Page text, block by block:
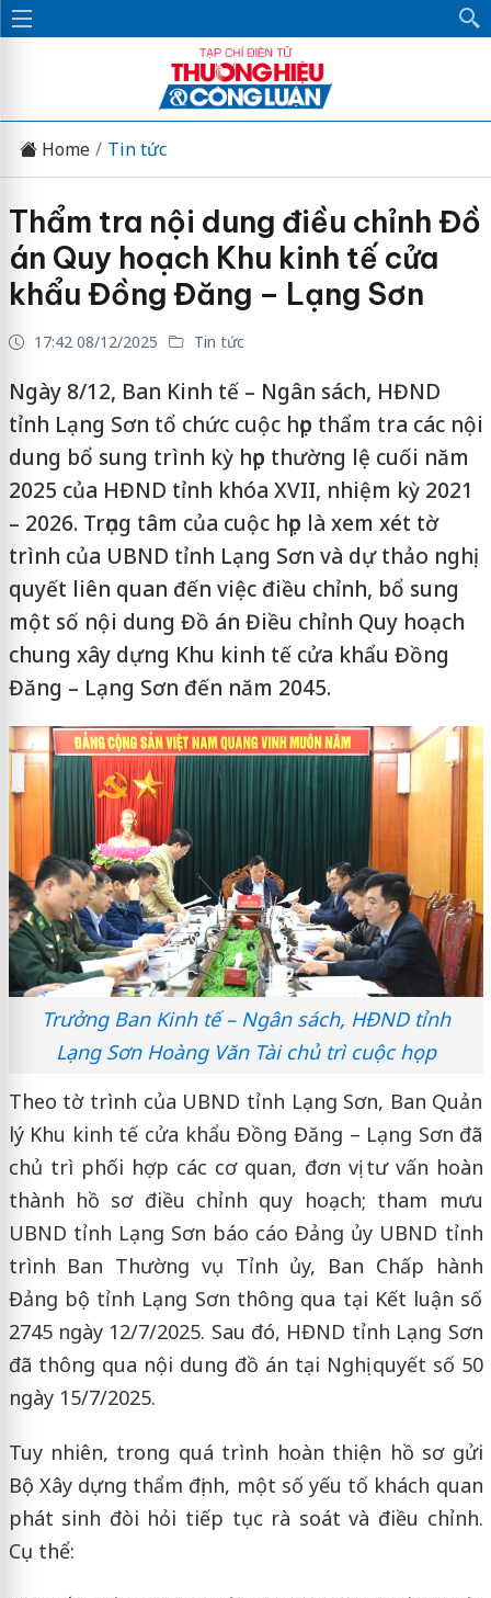
Home Tin tức
Thẩm tra nội dung điều chỉnh Đồ
án Quy hoạch Khu kinh tế cửa
khẩu Đồng Đăng – Lạng Sơn
17:42 08/12/2025 Tin tức
Ngày 8/12, Ban Kinh tế – Ngân sách, HĐND
tỉnh Lạng Sơn tổ chức cuộc họp thẩm tra các nội
dung bổ sung trình kỳ họp thường lệ cuối năm
2025 của HĐND tỉnh khóa XVII, nhiệm kỳ 2021
– 2026. Trọng tâm của cuộc họp là xem xét tờ
trình của UBND tỉnh Lạng Sơn và dự thảo nghị
quyết liên quan đến việc điều chỉnh, bổ sung
một số nội dung Đồ án Điều chỉnh Quy hoạch
chung xây dựng Khu kinh tế cửa khẩu Đồng
Đăng – Lạng Sơn đến năm 2045.
Trưởng Ban Kinh tế – Ngân sách, HĐND tỉnh
Lạng Sơn Hoàng Văn Tài chủ trì cuộc họp
Theo tờ trình của UBND tỉnh Lạng Sơn, Ban Quản
lý Khu kinh tế cửa khẩu Đồng Đăng – Lạng Sơn đã
chủ trì phối hợp các cơ quan, đơn vị tư vấn hoàn
thành hồ sơ điều chỉnh quy hoạch; tham mưu
UBND tỉnh Lạng Sơn báo cáo Đảng ủy UBND tỉnh
trình Ban Thường vụ Tỉnh ủy, Ban Chấp hành
Đảng bộ tỉnh Lạng Sơn thông qua tại Kết luận số
2745 ngày 12/7/2025. Sau đó, HĐND tỉnh Lạng Sơn
đã thông qua nội dung đồ án tại Nghị quyết số 50
ngày 15/7/2025.
Tuy nhiên, trong quá trình hoàn thiện hồ sơ gửi
Bộ Xây dựng thẩm định, một số yếu tố khách quan
phát sinh đòi hỏi tiếp tục rà soát và điều chỉnh.
Cụ thể: